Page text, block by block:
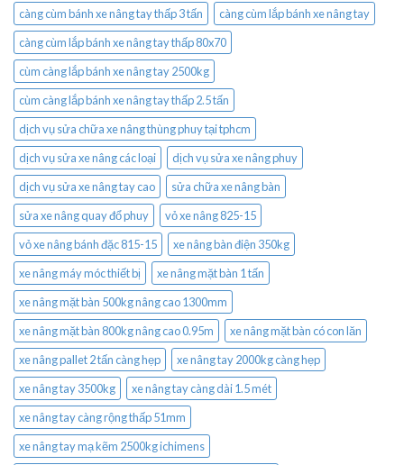
càng cùm bánh xe nâng tay thấp 3 tấn
càng cùm lắp bánh xe nâng tay
càng cùm lắp bánh xe nâng tay thấp 80x70
cùm càng lắp bánh xe nâng tay 2500kg
cùm càng lắp bánh xe nâng tay thấp 2.5 tấn
dịch vụ sửa chữa xe nâng thùng phuy tại tphcm
dịch vụ sửa xe nâng các loại
dịch vụ sửa xe nâng phuy
dịch vụ sửa xe nâng tay cao
sửa chữa xe nâng bàn
sửa xe nâng quay đổ phuy
vỏ xe nâng 825-15
vỏ xe nâng bánh đặc 815-15
xe nâng bàn điện 350kg
xe nâng máy móc thiết bị
xe nâng mặt bàn 1 tấn
xe nâng mặt bàn 500kg nâng cao 1300mm
xe nâng mặt bàn 800kg nâng cao 0.95m
xe nâng mặt bàn có con lăn
xe nâng pallet 2 tấn càng hẹp
xe nâng tay 2000kg càng hẹp
xe nâng tay 3500kg
xe nâng tay càng dài 1.5 mét
xe nâng tay càng rộng thấp 51mm
xe nâng tay mạ kẽm 2500kg ichimens